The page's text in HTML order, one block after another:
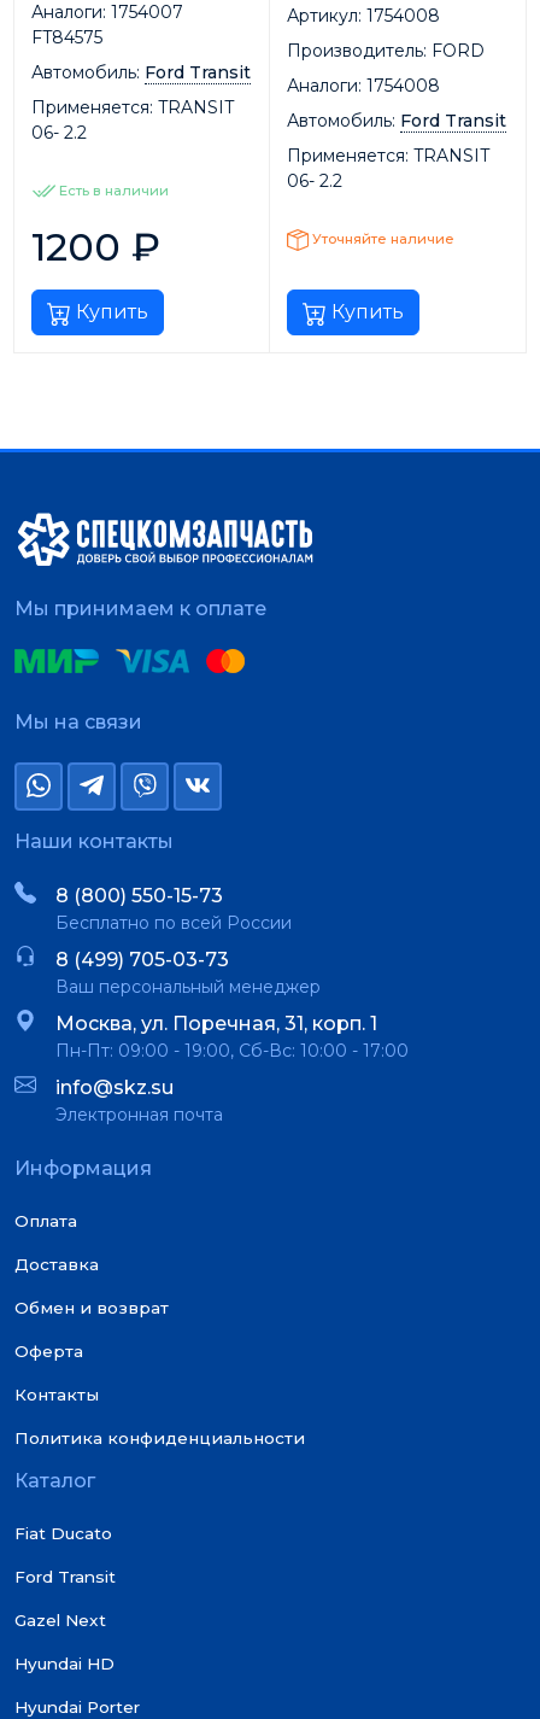
Аналоги: 1754007
FT84575
Автомобиль: Ford Transit
Применяется: TRANSIT
06- 2.2
Есть в наличии
1200 ₽
Купить
Артикул: 1754008
Производитель: FORD
Аналоги: 1754008
Автомобиль: Ford Transit
Применяется: TRANSIT
06- 2.2
Уточняйте наличие
Купить
Мы принимаем к оплате
Мы на связи
Наши контакты
8 (800) 550-15-73
Бесплатно по всей России
8 (499) 705-03-73
Ваш персональный менеджер
Москва, ул. Поречная, 31, корп. 1
Пн-Пт: 09:00 - 19:00, Сб-Вс: 10:00 - 17:00
info@skz.su
Электронная почта
Информация
Оплата
Доставка
Обмен и возврат
Оферта
Контакты
Политика конфиденциальности
Каталог
Fiat Ducato
Ford Transit
Gazel Next
Hyundai HD
Hyundai Porter